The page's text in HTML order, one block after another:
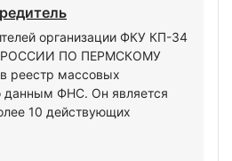
организации ФКУ КП-34
ПО ПЕРМСКОМУ
реестр массовых
данным ФНС. Он является
10 действующих